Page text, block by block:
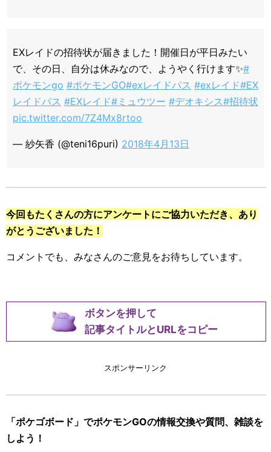
EXレイドの招待状が届きました！開催日が平日みたい
で、その日、自分は休みなので、ようやく行けます✨#
ポケモンgo #ポケモンGO#exレイドパス #exレイド#EX
レイドパス #EXレイド#ミュウツー #デオキシス#招待状
pic.twitter.com/7Z4Mx8rtoo
— 紗矢香 (@teni16puri) 2018年4月13日
今回もたくさんの方にアンケートにご協力いただき、あり
がとうございました！
コメントでも、みなさんのご意見をお待ちしています。
ボタンを押して
記事タイトルとURLをコピー
スポンサーリンク
「ポケゴボード」でポケモンGOの情報交換や質問、雑談を
しよう！